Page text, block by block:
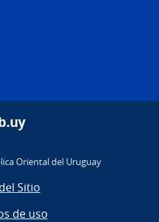
Oriental del Uruguay
Sitio
de uso